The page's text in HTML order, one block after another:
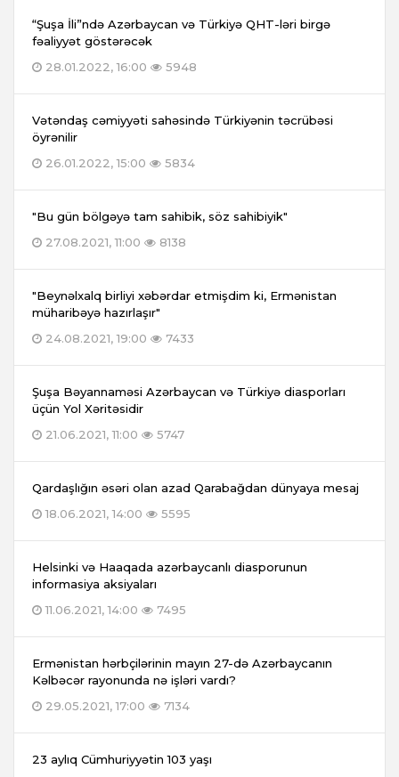
“Şuşa İli”ndə Azərbaycan və Türkiyə QHT-ləri birgə
fəaliyyət göstərəcək
28.01.2022, 16:00
5948
Vətəndaş cəmiyyəti sahəsində Türkiyənin təcrübəsi
öyrənilir
26.01.2022, 15:00
5834
"Bu gün bölgəyə tam sahibik, söz sahibiyik"
27.08.2021, 11:00
8138
"Beynəlxalq birliyi xəbərdar etmişdim ki, Ermənistan
müharibəyə hazırlaşır"
24.08.2021, 19:00
7433
Şuşa Bəyannaməsi Azərbaycan və Türkiyə diasporları
üçün Yol Xəritəsidir
21.06.2021, 11:00
5747
Qardaşlığın əsəri olan azad Qarabağdan dünyaya mesaj
18.06.2021, 14:00
5595
Helsinki və Haaqada azərbaycanlı diasporunun
informasiya aksiyaları
11.06.2021, 14:00
7495
Ermənistan hərbçilərinin mayın 27-də Azərbaycanın
Kəlbəcər rayonunda nə işləri vardı?
29.05.2021, 17:00
7134
23 aylıq Cümhuriyyətin 103 yaşı